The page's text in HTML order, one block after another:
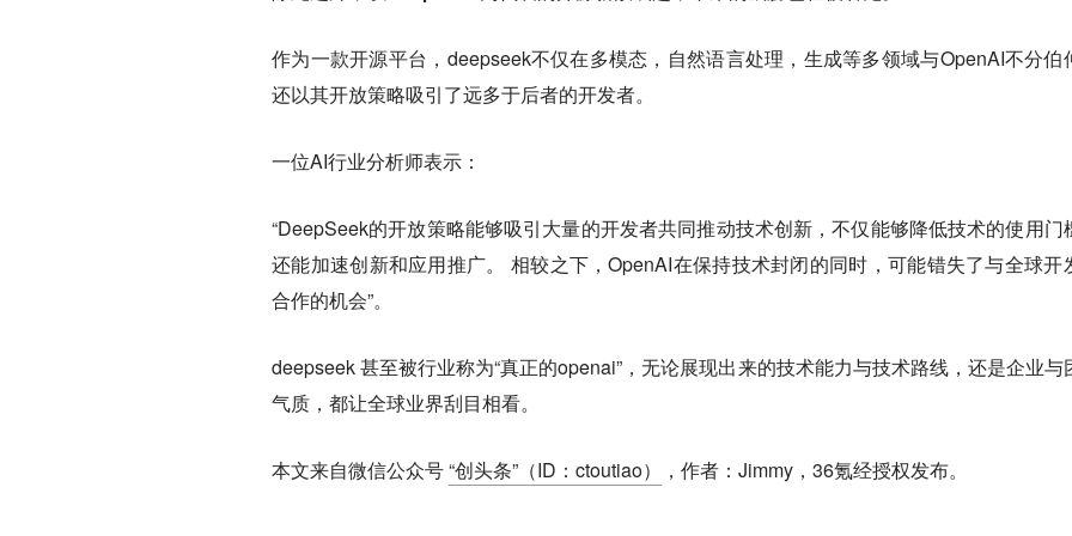
作为一款开源平台，deepseek不仅在多模态，自然语言处理，生成等多领域与OpenAI不分伯
还以其开放策略吸引了远多于后者的开发者。
一位AI行业分析师表示：
“DeepSeek的开放策略能够吸引大量的开发者共同推动技术创新，不仅能够降低技术的使用门
还能加速创新和应用推广。 相较之下，OpenAI在保持技术封闭的同时，可能错失了与全球开
合作的机会”。
deepseek 甚至被行业称为“真正的openai”，无论展现出来的技术能力与技术路线，还是企业与
气质，都让全球业界刮目相看。
本文来自微信公众号“创头条”（ID：ctoutiao） ，作者：Jimmy，36氪经授权发布。